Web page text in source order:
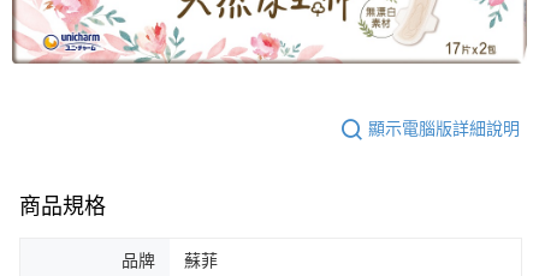
顯示電腦版詳細說明
商品規格
品牌 蘇菲